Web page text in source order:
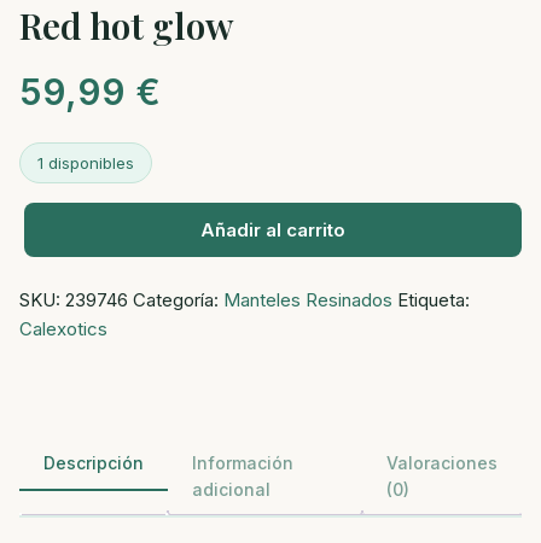
Red hot glow
59,99 €
1 disponibles
glow
cantidad
Añadir al carrito
SKU: 239746 Categoría: Manteles Resinados Etiqueta:
Calexotics
Descripción
Información
adicional
Valoraciones
(0)